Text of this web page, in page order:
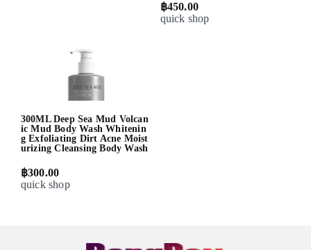
฿450.00
quick shop
300ML Deep Sea Mud Volcan
ic Mud Body Wash Whitenin
g Exfoliating Dirt Acne Moist
urizing Cleansing Body Wash
฿300.00
quick shop